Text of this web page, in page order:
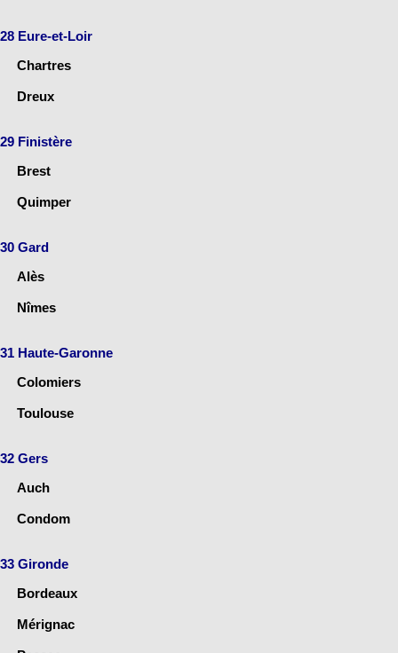
28 Eure-et-Loir
Chartres
Dreux
29 Finistère
Brest
Quimper
30 Gard
Alès
Nîmes
31 Haute-Garonne
Colomiers
Toulouse
32 Gers
Auch
Condom
33 Gironde
Bordeaux
Mérignac